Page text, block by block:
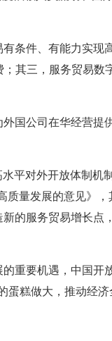
条件、有能力实现
其三，服务贸易数
国公司在华经营提
平对外开放体制机
质量发展的意见》
的服务贸易增长点
重要机遇，中国开
蛋糕做大，推动经济